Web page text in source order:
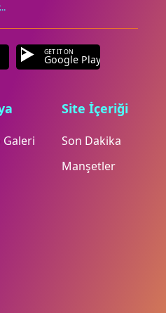
GET IT ON
Google Play
Galeri
Site İçeriği
Son Dakika
Manşetler